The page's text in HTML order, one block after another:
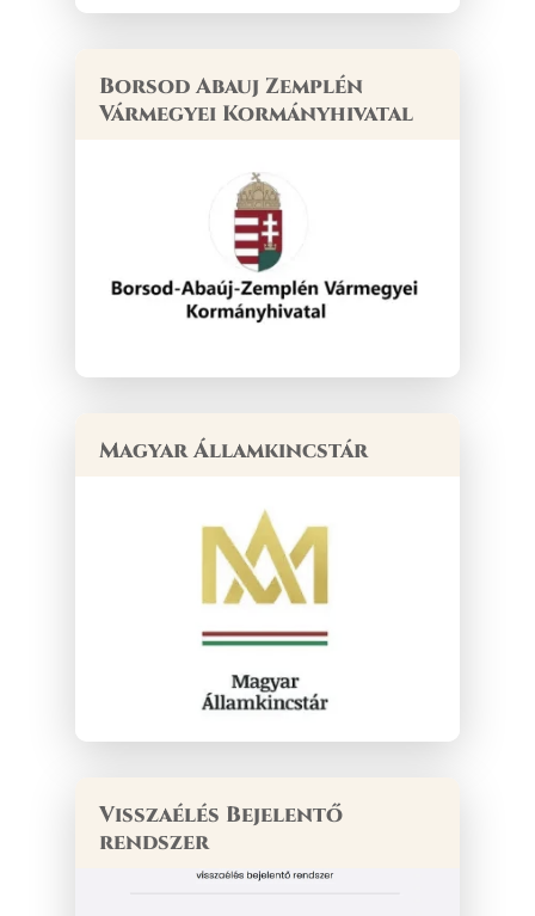
Borsod Abauj Zemplén
Vármegyei Kormányhivatal
Magyar Államkincstár
Visszaélés Bejelentő
rendszer